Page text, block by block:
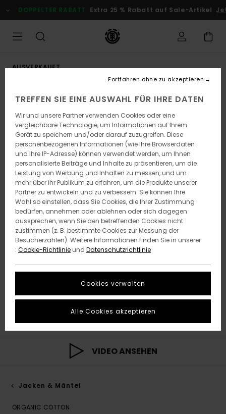
zur
Produktinformation
DOPPELTER RABATT Extra 25 % Rabatt auf Sale-Artikel
AUSVERKAUFT
VIDEO ANSEHEN
Jacken & Mäntel
ORGANIC COTTON
TREFFEN SIE EINE AUSWAHL FÜR IHRE DATEN
Wir und unsere Partner verwenden Cookies oder eine
vergleichbare Technologie, um Informationen auf Ihrem
Gerät zu speichern und/oder darauf zuzugreifen. Diese
personenbezogenen Informationen (wie Ihre Browserdaten
und Ihre IP-Adresse) können verwendet werden, um Ihnen
personalisierte Beiträge und Inhalte zu präsentieren, um die
Leistung von Werbung und Inhalten zu messen, und um
mehr über ihr Publikum zu erfahren, um die Produkte unserer
Partner zu entwickeln und zu verbessern. Sie können Ihre
Wahl so einstellen, dass Sie Cookies, die Ihrer Zustimmung
bedürfen, annehmen oder ablehnen oder sich dagegen
aussprechen, wenn Sie den betreffenden Cookies nicht
zustimmen (z. B. bestimmte Cookies zur Messung der
Besucherzahlen). Weitere Informationen finden Sie in unserer
: Cookie-Richtlinieund Datenschutzrichtlinie
Cookies verwalten
Fortfahren ohne zu akzeptieren
Alle Cookies akzeptieren